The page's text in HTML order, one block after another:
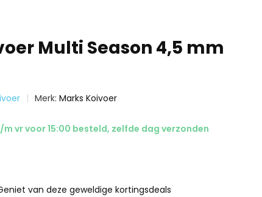
Multi Season 4,5 mm
Merk:Marks Koivoer
vr voor 15:00 besteld, zelfde dag verzonden
van deze geweldige kortingsdeals